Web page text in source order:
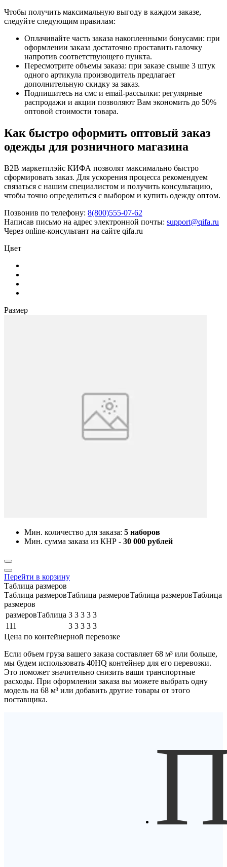
Чтобы получить максимальную выгоду в каждом заказе,
следуйте следующим правилам:
Оплачивайте часть заказа накопленными бонусами: при
оформлении заказа достаточно проставить галочку
напротив соответствующего пункта.
Пересмотрите объемы заказа: при заказе свыше 3 штук
одного артикула производитель предлагает
дополнительную скидку за заказ.
Подпишитесь на смс и email-рассылки: регулярные
распродажи и акции позволяют Вам экономить до 50%
оптовой стоимости товара.
Как быстро оформить оптовый заказ
одежды для розничного магазина
B2B маркетплэйс КИФА позволят максимально быстро
сформировать заказ. Для ускорения процесса рекомендуем
связаться с нашим специалистом и получить консультацию,
чтобы точно определиться с выбором и купить одежду оптом.
Позвонив по телефону: 8(800)555-07-62
Написав письмо на адрес электронной почты: support@qifa.ru
Через online-консультант на сайте qifa.ru
Цвет
Размер
Мин. количество для заказа: 5 наборов
Мин. сумма заказа из КНР - 30 000 рублей
Перейти в корзину
Таблица размеров
Таблица размеровТаблица размеровТаблица размеровТаблица
размеров
размеровТаблица 3 3 3 3 3
111
3 3 3 3 3
Цена по контейнерной перевозке
Если объем груза вашего заказа составляет 68 м³ или больше,
мы будем использовать 40HQ контейнер для его перевозки.
Это поможет значительно снизить ваши транспортные
расходы. При оформлении заказа вы можете выбрать одну
модель на 68 м³ или добавить другие товары от этого
поставщика.